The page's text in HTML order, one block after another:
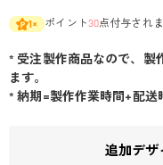
1× ポイント30点付与され
* 受注製作商品なので、製
ます。
* 納期=製作作業時間+配送
追加デザ